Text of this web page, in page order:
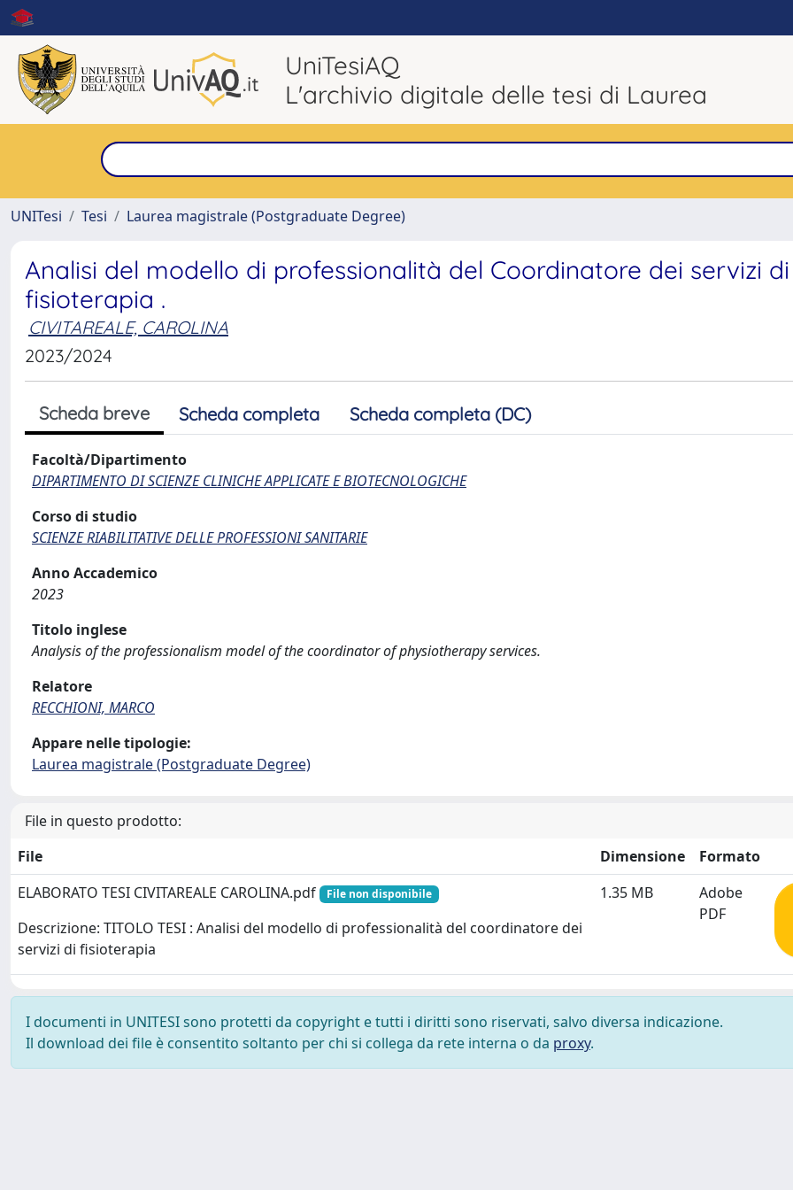
UniTesiAQ
L'archivio digitale delle tesi di Laurea
UNITesi
Tesi Laurea magistrale (Postgraduate Degree)
Analisi del modello di professionalità del Coordinatore dei servizi di
fisioterapia .
CIVITAREALE, CAROLINA
2023/2024
Scheda breve Scheda completa Scheda completa (DC)
Facoltà/Dipartimento
DIPARTIMENTO DI SCIENZE CLINICHE APPLICATE E BIOTECNOLOGICHE
Corso di studio
SCIENZE RIABILITATIVE DELLE PROFESSIONI SANITARIE
Anno Accademico
2023
Titolo inglese
Analysis of the professionalism model of the coordinator of physiotherapy services.
Relatore
RECCHIONI, MARCO
Appare nelle tipologie:
Laurea magistrale (Postgraduate Degree)
File in questo prodotto:
File
Dimensione
Formato
ELABORATO TESI CIVITAREALE CAROLINA.pdf
File non disponibile
Descrizione: TITOLO TESI : Analisi del modello di professionalità del coordinatore dei
servizi di fisioterapia
1.35 MB
Adobe
PDF
I documenti in UNITESI sono protetti da copyright e tutti i diritti sono riservati, salvo diversa indicazione.
Il download dei file è consentito soltanto per chi si collega da rete interna o da proxy.